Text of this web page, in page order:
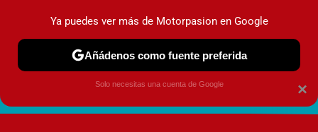
×
Ya puedes ver más de Motorpasion en Google
Añádenos como fuente preferida
Solo necesitas una cuenta de Google